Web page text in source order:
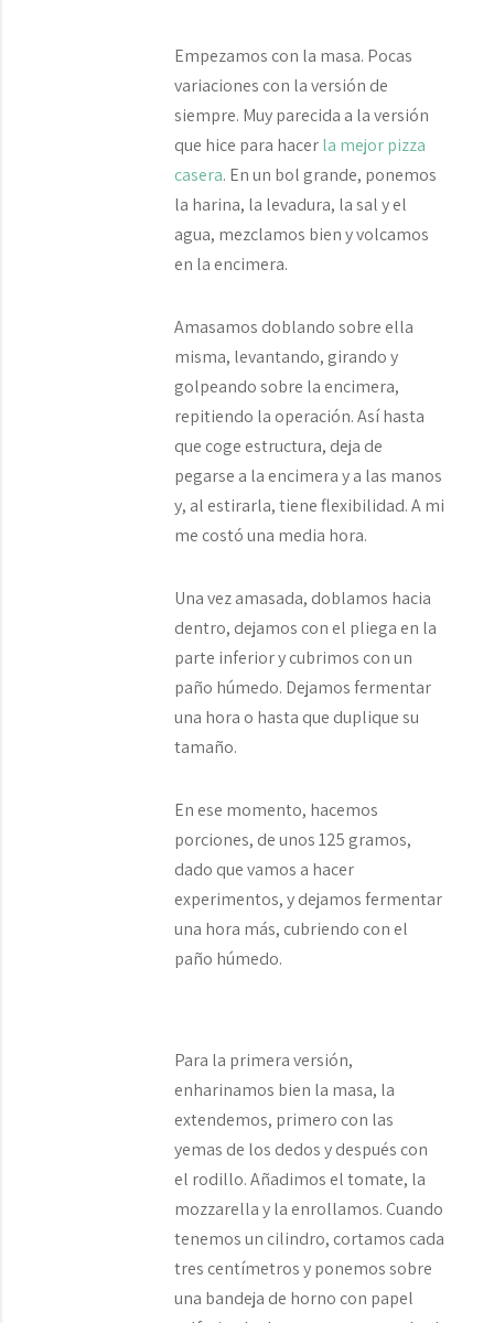
Empezamos con la masa. Pocas
variaciones con la versión de
siempre. Muy parecida a la versión
que hice para hacerla mejor pizza
casera. En un bol grande, ponemos
la harina, la levadura, la sal y el
agua, mezclamos bien y volcamos
en la encimera.
Amasamos doblando sobre ella
misma, levantando, girando y
golpeando sobre la encimera,
repitiendo la operación. Así hasta
que coge estructura, deja de
pegarse a la encimera y a las manos
y, al estirarla, tiene flexibilidad. A mi
me costó una media hora.
Una vez amasada, doblamos hacia
dentro, dejamos con el pliega en la
parte inferior y cubrimos con un
paño húmedo. Dejamos fermentar
una hora o hasta que duplique su
tamaño.
En ese momento, hacemos
porciones, de unos 125 gramos,
dado que vamos a hacer
experimentos, y dejamos fermentar
una hora más, cubriendo con el
paño húmedo.
Para la primera versión,
enharinamos bien la masa, la
extendemos, primero con las
yemas de los dedos y después con
el rodillo. Añadimos el tomate, la
mozzarella y la enrollamos. Cuando
tenemos un cilindro, cortamos cada
tres centímetros y ponemos sobre
una bandeja de horno con papel